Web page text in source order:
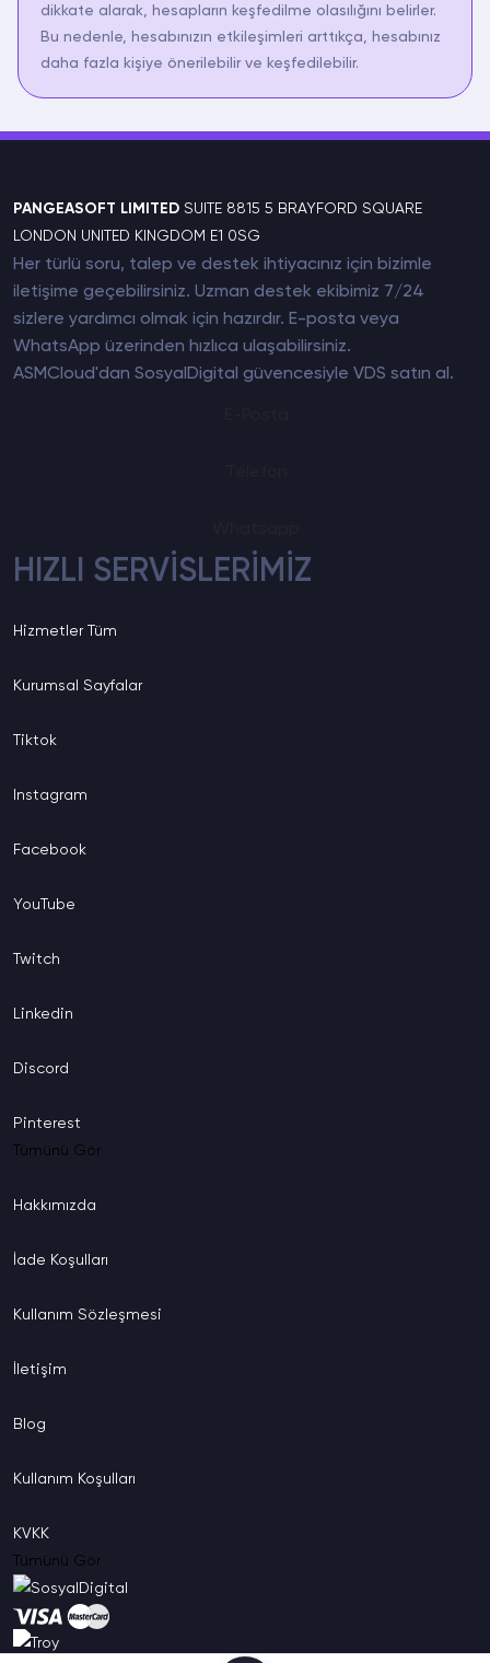
dikkate alarak, hesapların keşfedilme olasılığını belirler.
Bu nedenle, hesabınızın etkileşimleri arttıkça, hesabınız
daha fazla kişiye önerilebilir ve keşfedilebilir.
PANGEASOFT LIMITED SUITE 8815 5 BRAYFORD SQUARE
LONDON UNITED KINGDOM E1 0SG
Her türlü soru, talep ve destek ihtiyacınız için bizimle
iletişime geçebilirsiniz. Uzman destek ekibimiz 7/24
sizlere yardımcı olmak için hazırdır. E-posta veya
WhatsApp üzerinden hızlıca ulaşabilirsiniz.
ASMCloud'dan SosyalDigital güvencesiyle VDS satın al.
HIZLI SERVİSLERİMİZ
Hizmetler Tüm
Kurumsal Sayfalar
Tiktok
Instagram
Facebook
YouTube
Twitch
Linkedin
Discord
Pinterest
Tümünü Gör
Hakkımızda
İade Koşulları
Kullanım Sözleşmesi
İletişim
Blog
Kullanım Koşulları
KVKK
Tümünü Gör